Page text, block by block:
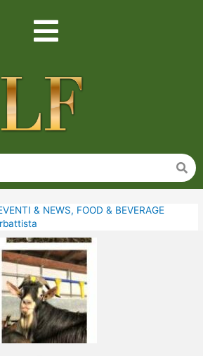
& NEWS, FOOD & BEVERAGE